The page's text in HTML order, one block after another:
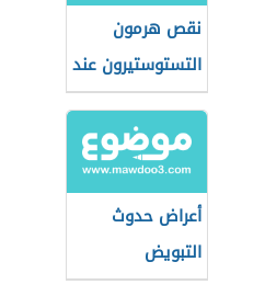
نقص هرمون
التستوستيرون عند
النساء
أعراض حدوث
التبويض